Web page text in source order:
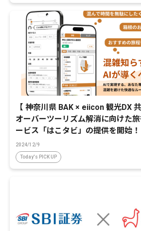
【 神奈川県 BAK × eiicon 観光DX
オーバーツーリズム解消に向けた
ービス「はこタビ」の提供を開始！
2024/12/9
Today's PICK UP